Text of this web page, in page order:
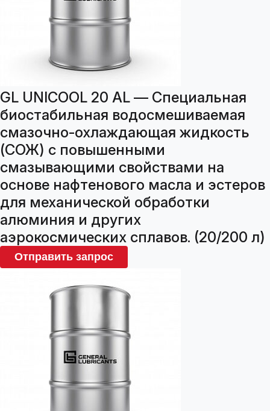
GL UNICOOL 20 AL — Специальная
биостабильная водосмешиваемая
смазочно-охлаждающая жидкость
(СОЖ) с повышенными
смазывающими свойствами на
основе нафтенового масла и эстеров
для механической обработки
алюминия и других
аэрокосмических сплавов. (20/200 л)
Отправить запрос